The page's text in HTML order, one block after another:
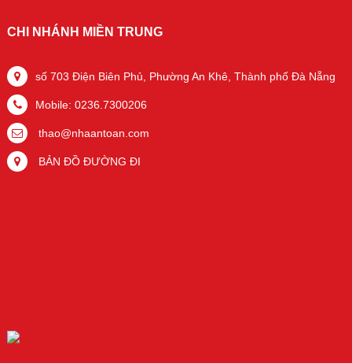
CHI NHÁNH MIỀN TRUNG
số 703 Điện Biên Phủ, Phường An Khê, Thành phố Đà Nẵng
Mobile: 0236.7300206
thao@nhaantoan.com
BẢN ĐỒ ĐƯỜNG ĐI